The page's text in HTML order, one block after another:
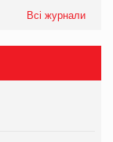
Всі журнали